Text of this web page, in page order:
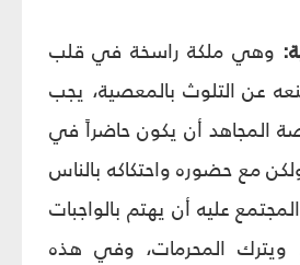
وهي ملكة راسخة في قلب
عن التلوث بالمعصية، يجب
المجاهد أن يكون حاضراً في
مع حضوره واحتكاكه بالناس
عليه أن يهتم بالواجبات
ويترك المحرمات، وفي هذه